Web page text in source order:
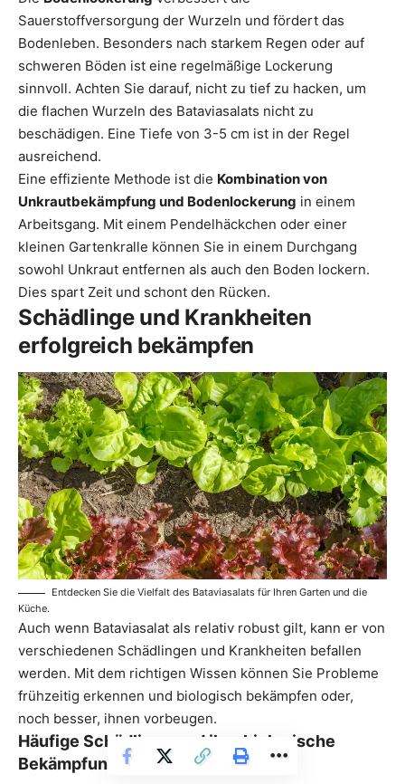
Sauerstoffversorgung der Wurzeln und fördert das
Bodenleben. Besonders nach starkem Regen oder auf
schweren Böden ist eine regelmäßige Lockerung
sinnvoll. Achten Sie darauf, nicht zu tief zu hacken, um
die flachen Wurzeln des Bataviasalats nicht zu
beschädigen. Eine Tiefe von 3-5 cm ist in der Regel
ausreichend.
Eine effiziente Methode ist die Kombination von
Unkrautbekämpfung und Bodenlockerung in einem
Arbeitsgang. Mit einem Pendelhäckchen oder einer
kleinen Gartenkralle können Sie in einem Durchgang
sowohl Unkraut entfernen als auch den Boden lockern.
Dies spart Zeit und schont den Rücken.
Schädlinge und Krankheiten
erfolgreich bekämpfen
Entdecken Sie die Vielfalt des Bataviasalats für Ihren Garten und die
Küche.
Auch wenn Bataviasalat als relativ robust gilt, kann er von
verschiedenen Schädlingen und Krankheiten befallen
werden. Mit dem richtigen Wissen können Sie Probleme
frühzeitig erkennen und biologisch bekämpfen oder,
noch besser, ihnen vorbeugen.
Häufige Schädlinge und ihre biologische
Bekämpfung